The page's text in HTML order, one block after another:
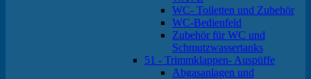
WC- Toiletten und Zubehör
WC-Bedienfeld
Zubehör für WC und
Schmutzwassertanks
51 - Trimmklappen- Auspüffe
Abgasanlagen und